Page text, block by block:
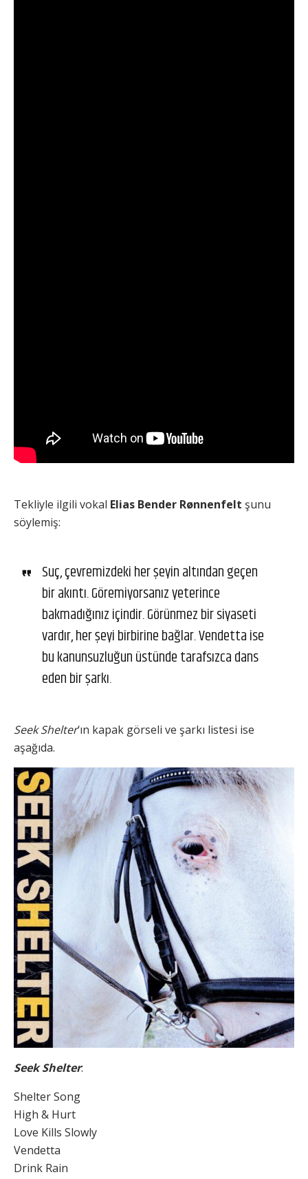
Tekliyle ilgili vokal Elias Bender Rønnenfelt şunu
söylemiş:
Suç, çevremizdeki her şeyin altından geçen
bir akıntı. Göremiyorsanız yeterince
bakmadığınız içindir. Görünmez bir siyaseti
vardır, her şeyi birbirine bağlar. Vendetta ise
bu kanunsuzluğun üstünde tarafsızca dans
eden bir şarkı.
Seek Shelter‘ın kapak görseli ve şarkı listesi ise
aşağıda.
Seek Shelter:
Shelter Song
High & Hurt
Love Kills Slowly
Vendetta
Drink Rain